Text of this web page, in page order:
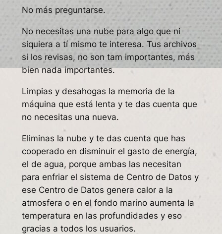
No más preguntarse.
No necesitas una nube para algo que ni
siquiera a tí mismo te interesa. Tus archivos
si los revisas, no son tam importantes, más
bien nada importantes.
Limpias y desahogas la memoria de la
máquina que está lenta y te das cuenta que
no necesitas una nueva.
Eliminas la nube y te das cuenta que has
cooperado en disminuir el gasto de energía,
el de agua, porque ambas las necesitan
para enfriar el sistema de Centro de Datos y
ese Centro de Datos genera calor a la
atmosfera o en el fondo marino aumenta la
temperatura en las profundidades y eso
gracias a todos los usuarios.